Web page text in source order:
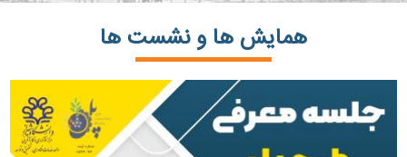
پایگاه دانش و پژوهش و و تربیت‌کننده‌ی نیروی متخصص
فعالیت می کند.
در این توافق نامه که به امضای سید مصطفی هاشمی
مدیرعامل شرکت شهرک های صنعتی فارس و محمد رضا
ظهیر امامی طراح طرح پل رسید بر همکاری مشترک
طرفین در زمینه امور آموزشی، پژوهشی، تحقیقات
کاربردی، اجرایی و مدیریتی، ارتقای بهره وری و رقابت
پذیری صنایع کوچک و متوسط استان فارس تاکید شده
همایش ها و نشست ها